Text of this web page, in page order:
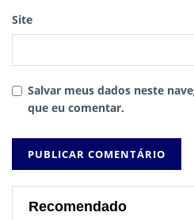
Site
Salvar meus dados neste
que eu comentar.
Recomendado